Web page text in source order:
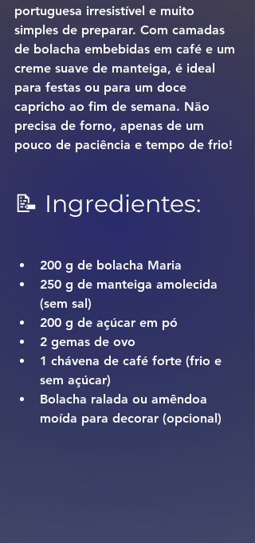
portuguesa irresistível e muito
simples de preparar. Com camadas
de bolacha embebidas em café e um
creme suave de manteiga, é ideal
para festas ou para um doce
capricho ao fim de semana. Não
precisa de forno, apenas de um
pouco de paciência e tempo de frio!
📝 Ingredientes:
200 g de bolacha Maria
250 g de manteiga amolecida
(sem sal)
200 g de açúcar em pó
2 gemas de ovo
1 chávena de café forte (frio e
sem açúcar)
Bolacha ralada ou amêndoa
moída para decorar (opcional)